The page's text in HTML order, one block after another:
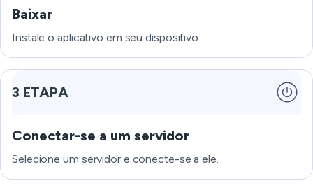
Baixar
Instale o aplicativo em seu dispositivo.
3 ETAPA
Conectar-se a um servidor
Selecione um servidor e conecte-se a ele.